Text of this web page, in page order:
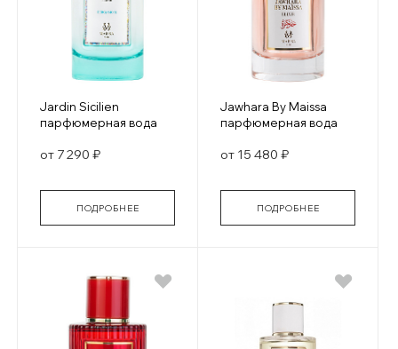
Jardin Sicilien
парфюмерная вода
от 7 290 ₽
ПОДРОБНЕЕ
Jawhara By Maissa
парфюмерная вода
от 15 480 ₽
ПОДРОБНЕЕ